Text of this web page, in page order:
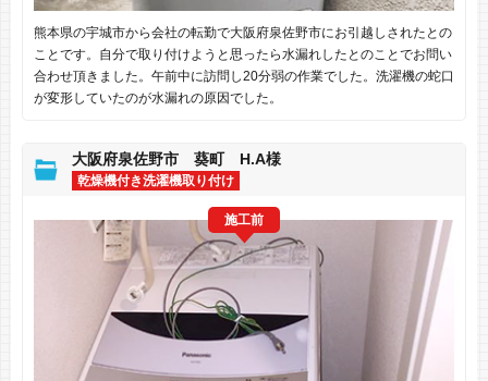
熊本県の宇城市から会社の転勤で大阪府泉佐野市にお引越しされたとの
ことです。自分で取り付けようと思ったら水漏れしたとのことでお問い
合わせ頂きました。午前中に訪問し20分弱の作業でした。洗濯機の蛇口
が変形していたのが水漏れの原因でした。
大阪府泉佐野市 葵町 H.A様
乾燥機付き洗濯機取り付け
施工前